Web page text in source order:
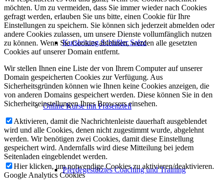
Kursleitung Schüßler Salze
Online Kurse mit Präsenzteil
Pferdegestütztes Coaching und Training
möchten. Um zu vermeiden, dass Sie immer wieder nach Cookies
gefragt werden, erlauben Sie uns bitte, einen Cookie für Ihre
Einstellungen zu speichern. Sie können sich jederzeit abmelden oder
andere Cookies zulassen, um unsere Dienste vollumfänglich nutzen
zu können. Wenn Sie Cookies ablehnen, werden alle gesetzten
Cookies auf unserer Domain entfernt.
Wir stellen Ihnen eine Liste der von Ihrem Computer auf unserer
Domain gespeicherten Cookies zur Verfügung. Aus
Sicherheitsgründen können wie Ihnen keine Cookies anzeigen, die
von anderen Domains gespeichert werden. Diese können Sie in den
Sicherheitseinstellungen Ihres Browsers einsehen.
Aktivieren, damit die Nachrichtenleiste dauerhaft ausgeblendet
wird und alle Cookies, denen nicht zugestimmt wurde, abgelehnt
werden. Wir benötigen zwei Cookies, damit diese Einstellung
gespeichert wird. Andernfalls wird diese Mitteilung bei jedem
Seitenladen eingeblendet werden.
Hier klicken, um notwendige Cookies zu aktivieren/deaktivieren.
Google Analytics Cookies